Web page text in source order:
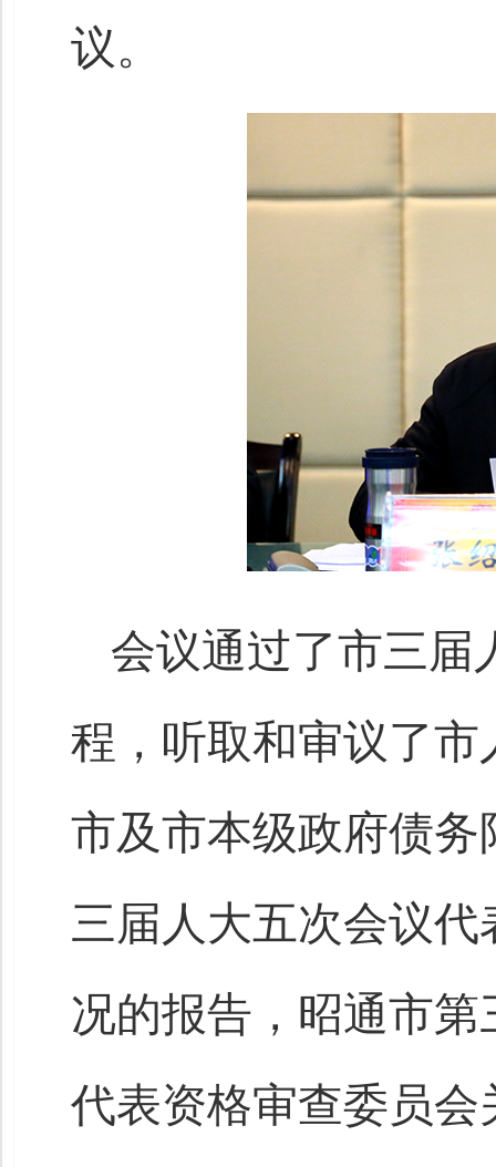
议。
会议通过了市三届
程，听取和审议了市
市及市本级政府债
三届人大五次会议
况的报告，昭通市
代表资格审查委员